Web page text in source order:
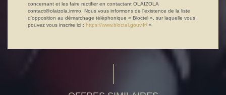
concernant et les faire rectifier en contactant OLAIZOLA
contact@olaizola.immo. Nous vous informons de l'existence de la liste
d'opposition au démarchage téléphonique « Bloctel », sur laquelle vous
pouvez vous inscrire ici : https://www.bloctel.gouv.fr/ »